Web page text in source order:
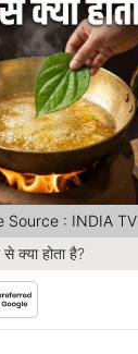
क्या होता है?
Source : INDIA TV